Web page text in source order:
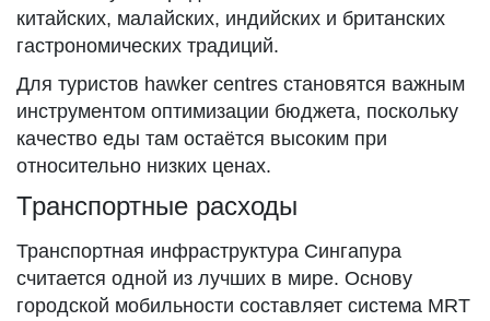
китайских, малайских, индийских и британских
гастрономических традиций.
Для туристов hawker centres становятся важным
инструментом оптимизации бюджета, поскольку
качество еды там остаётся высоким при
относительно низких ценах.
Транспортные расходы
Транспортная инфраструктура Сингапура
считается одной из лучших в мире. Основу
городской мобильности составляет система MRT